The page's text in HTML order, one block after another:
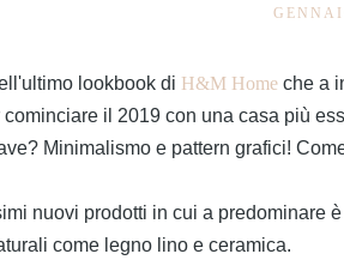
lookbook di H&M Home che a
il 2019 con una casa più
Minimalismo e pattern grafici!
nuovi prodotti in cui a predominare è
come legno lino e ceramica.